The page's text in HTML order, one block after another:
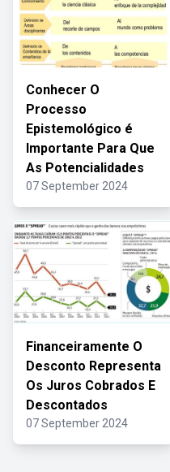
Conhecer O
Processo
Epistemológico é
Importante Para Que
As Potencialidades
07 September 2024
Financeiramente O
Desconto Representa
Os Juros Cobrados E
Descontados
07 September 2024